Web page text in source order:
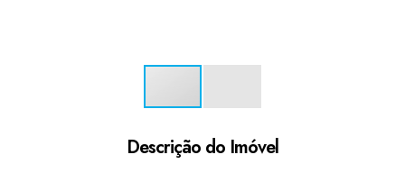
Descrição do Imóvel